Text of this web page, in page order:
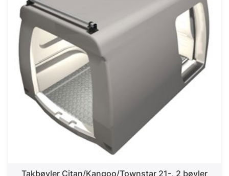
Takbøyler Citan/Kangoo/Townstar 21-, 2 bøyler